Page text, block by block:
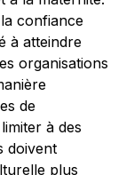
confiance
à atteindre
organisations
de
à des
doivent
plus